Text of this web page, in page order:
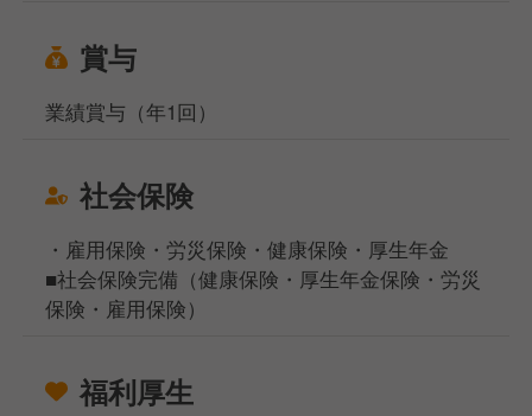
賞与
業績賞与（年1回）
社会保険
・雇用保険・労災保険・健康保険・厚生年金
■社会保険完備（健康保険・厚生年金保険・労災
保険・雇用保険）
福利厚生